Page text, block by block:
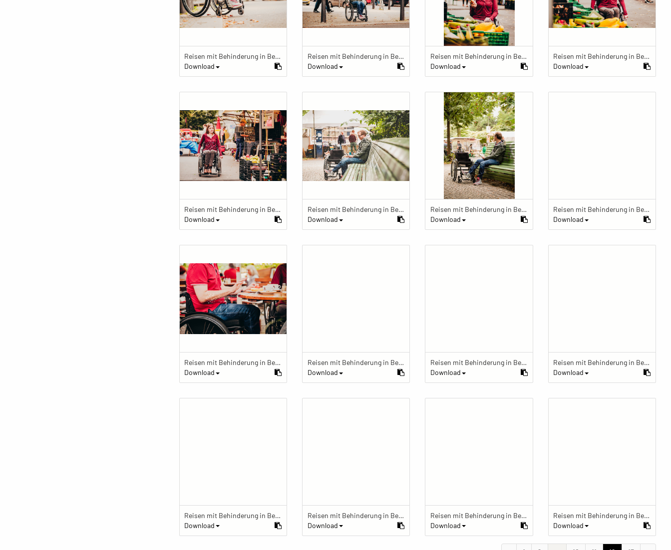
Reisen mit Behinderung in Berlin
Download
Reisen mit Behinderung in Berlin
Download
Reisen mit Behinderung in Berlin
Download
Reisen mit Behinderung in Berlin
Download
Reisen mit Behinderung in Berlin
Download
Reisen mit Behinderung in Berlin
Download
Reisen mit Behinderung in Berlin
Download
Reisen mit Behinderung in Berlin
Download
Reisen mit Behinderung in Berlin
Download
Reisen mit Behinderung in Berlin
Download
Reisen mit Behinderung in Berlin
Download
Reisen mit Behinderung in Berlin
Download
Reisen mit Behinderung in Berlin
Download
Reisen mit Behinderung in Berlin
Download
Reisen mit Behinderung in Berlin
Download
Reisen mit Behinderung in Berlin
Download